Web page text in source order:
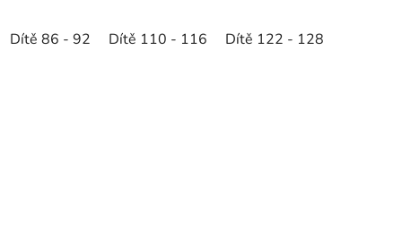
Dítě 86 - 92 Dítě 110 - 116 Dítě 122 - 128